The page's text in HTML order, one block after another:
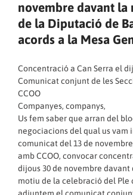
novembre davant la
de la Diputació de
acords a la Mesa
Concentració a Can Serra el
Comunicat conjunt de les
CCOO
Companyes, companys,
Us fem saber que arran del
negociacions del qual us vam
comunicat del 13 de novembre
amb CCOO, convocar
dijous 30 de novembre davant
motiu de la celebració del Ple